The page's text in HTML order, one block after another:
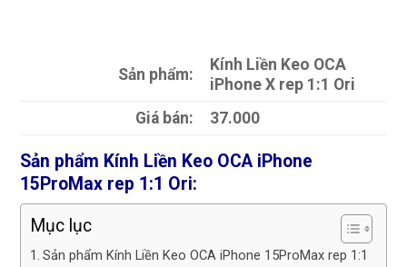
Sản phẩm:
Kính Liền Keo OCA
iPhone X rep 1:1 Ori
Giá bán:
37.000
Sản phẩm Kính Liền Keo OCA iPhone
15ProMax rep 1:1 Ori:
Mục lục
Sản phẩm Kính Liền Keo OCA iPhone 15ProMax rep 1:1